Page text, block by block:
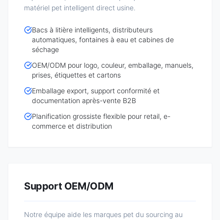
matériel pet intelligent direct usine.
Bacs à litière intelligents, distributeurs
automatiques, fontaines à eau et cabines de
séchage
OEM/ODM pour logo, couleur, emballage, manuels,
prises, étiquettes et cartons
Emballage export, support conformité et
documentation après-vente B2B
Planification grossiste flexible pour retail, e-
commerce et distribution
Support OEM/ODM
Notre équipe aide les marques pet du sourcing au